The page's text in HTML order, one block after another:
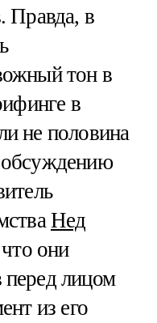
Правда, в
тон в
в
не половина
Нед
они
лицом
из его